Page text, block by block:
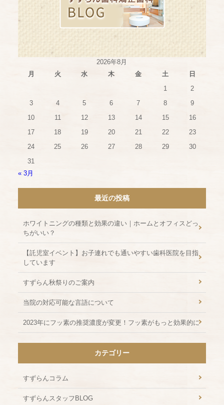
2026年8月
月
火 水 木 金 土
日
1
2
3
4 5 6 7 8
9
10
11 12 13 14 15
16
17
18 19 20 21 22
23
24
25 26 27 28 29
30
31
« 3月
最近の投稿
ホワイトニングの種類と効果の違い｜ホームとオフィスどっ
ちがいい？
【託児室イベント】お子連れでも通いやすい歯科医院を目指
しています
すずらん秋祭りのご案内
当院の対応可能な言語について
2023年にフッ素の推奨濃度が変更！フッ素がもっと効果的に
カテゴリー
すずらんコラム
すずらんスタッフBLOG